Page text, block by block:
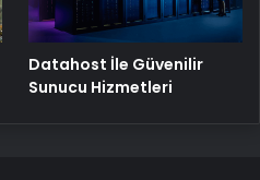
Datahost İle Güvenilir
Sunucu Hizmetleri